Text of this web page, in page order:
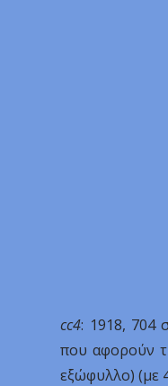
cc4: 1918, 704
που αφορούν
εξώφυλλο) (με